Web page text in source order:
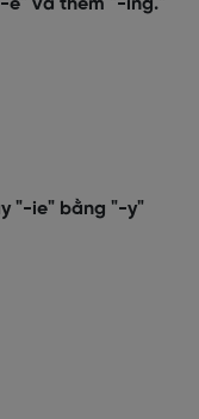
e" và thêm "-ing."
"-ie" bằng "-y"